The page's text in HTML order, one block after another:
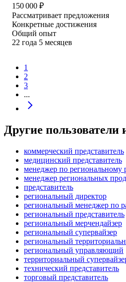
150 000 ₽
Рассматривает предложения
Конкретные достижения
Общий опыт
22 года 5 месяцев
1
2
3
...
Другие пользователи
коммерческий представитель
медицинский представитель
менеджер по региональному
менеджер региональных
представитель
региональный директор
региональный менеджер по
региональный представитель
региональный мерчендайзер
региональный супервайзер
региональный
региональный управляющий
территориальный
технический представитель
торговый представитель